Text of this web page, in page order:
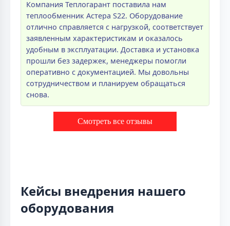
Компания Теплогарант поставила нам
теплообменник Астера S22. Оборудование
отлично справляется с нагрузкой, соответствует
заявленным характеристикам и оказалось
удобным в эксплуатации. Доставка и установка
прошли без задержек, менеджеры помогли
оперативно с документацией. Мы довольны
сотрудничеством и планируем обращаться
снова.
Смотреть все отзывы
Кейсы внедрения нашего
оборудования